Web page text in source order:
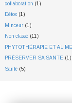
collaboration (1)
Détox (1)
Minceur (1)
Non classé (11)
PHYTOTHÉRAPIE ET
PRÉSERVER SA SANTE (1)
Santé (5)